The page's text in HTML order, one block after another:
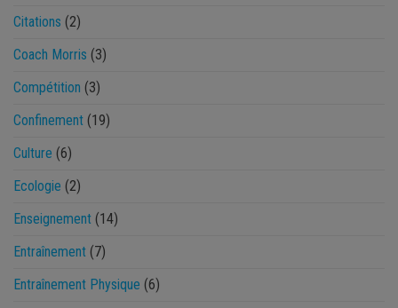
Citations (2)
Coach Morris (3)
Compétition (3)
Confinement (19)
Culture (6)
Ecologie (2)
Enseignement (14)
Entraînement (7)
Entraînement Physique (6)